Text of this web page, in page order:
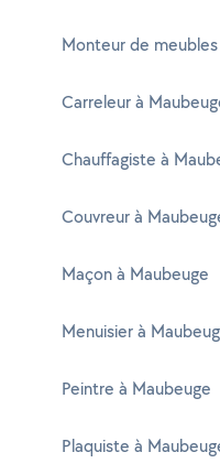
Monteur de
Carreleur à
Chauffagiste à
Couvreur à
Maçon à Maubeuge
Menuisier à
Peintre à Maubeuge
Plaquiste à